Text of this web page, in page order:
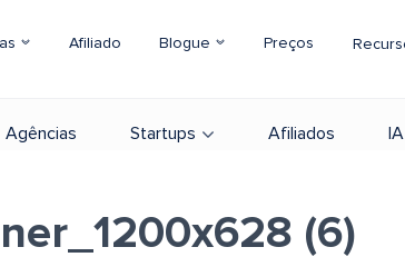
Afiliado Blogue Preços
Agências Startups Afiliados
(6)